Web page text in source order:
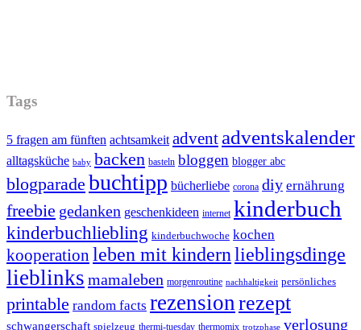
Tags
5 fragen am fünften achtsamkeit advent adventskalender
alltagsküche baby backen basteln bloggen blogger abc
blogparade buchtipp bücherliebe corona diy ernährung
freebie gedanken geschenkideen internet kinderbuch
kinderbuchliebling kinderbuchwoche kochen
kooperation leben mit kindernlieblingsdinge
lieblinks mamaleben morgenroutine nachhaltigkeit persönliches
printable random facts rezensionrezept
schwangerschaft spielzeug thermi-tuesday thermomix trotzphase verlosung